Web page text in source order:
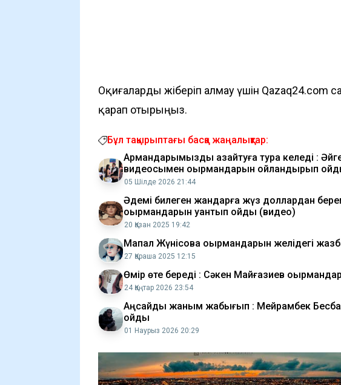
Оқиғаларды жіберіп алмау үшін Qazaq24.com
қарап отырыңыз.
Бұл тақырыптағы басқа жаңалықтар:
Армандарымызды азайтуға тура келеді :
видеосымен оқырмандарын ойландырып
05 Шілде 2026 21:44
Әдемі билеген жандарға жүз доллардан
оқырмандарын қуантып қойды (видео)
20 Қазан 2025 19:42
Мақпал Жүнісова оқырмандарын желідегі
27 Қараша 2025 12:15
Өмір өте береді : Сәкен Майғазиев
24 Қаңтар 2026 23:54
Аңсайды жаным жабығып : Мейрамбек
қойды
01 Наурыз 2026 20:29